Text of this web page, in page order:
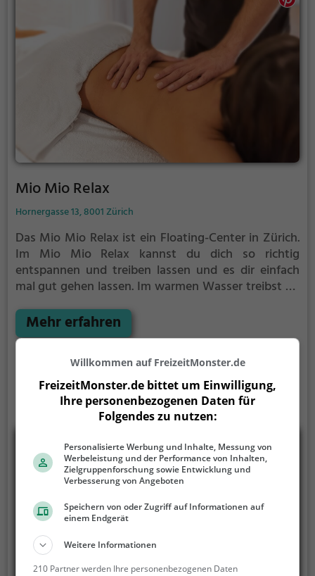
Mio Mio Relax
Hornergasse 13, 8001 Zürich
Das Mio Mio Relax ist ein Floating-Center in Zürich.
Im Mio Mio Relax kannst du dich so richtig
entspannen und treiben lassen und es dir einfach
mal gut gehen lassen. Im warmen Wasser treibst du
anstrengenden Alltag zu entspannen, auszuspannen
und einfach einmal nichts zu tun.
Mehr erfahren
Willkommen auf FreizeitMonster.de
FreizeitMonster.de bittet um Einwilligung,
Ihre personenbezogenen Daten für
Folgendes zu nutzen:
Personalisierte Werbung und Inhalte, Messung von
Werbeleistung und der Performance von Inhalten,
Zielgruppenforschung sowie Entwicklung und
Verbesserung von Angeboten
Speichern von oder Zugriff auf Informationen auf
einem Endgerät
Weitere Informationen
210 Partner werden Ihre personenbezogenen Daten